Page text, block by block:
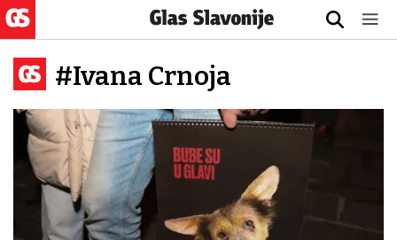
#Ivana Crnoja